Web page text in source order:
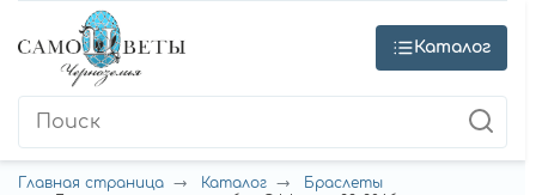
Каталог
Главная страница Каталог
Браслеты